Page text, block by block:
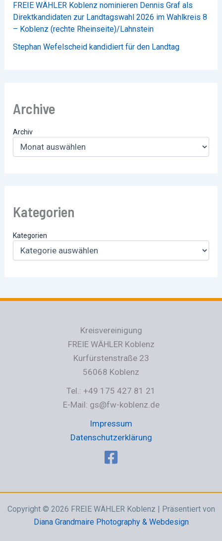
FREIE WÄHLER Koblenz nominieren Dennis Graf als
Direktkandidaten zur Landtagswahl 2026 im Wahlkreis 8
– Koblenz (rechte Rheinseite)/Lahnstein
Stephan Wefelscheid kandidiert für den Landtag
Archive
Archiv
Kategorien
Kategorien
Kreisvereinigung
FREIE WÄHLER Koblenz
Kurfürstenstraße 23
56068 Koblenz
Tel.: +49 175 427 81 21
E-Mail: gs@fw-koblenz.de
Impressum
Datenschutzerklärung
Copyright © 2026 FREIE WÄHLER Koblenz | Präsentiert von
Diana Grandmaire Photography & Webdesign